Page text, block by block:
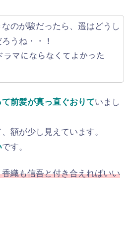
のが駿だったら、遥はどうし
うね・・！
ラマにならなくてよかった
前髪が真っ直ぐおりていまし
額が少し見えています。
です。
織も信吾と付き合えればいい